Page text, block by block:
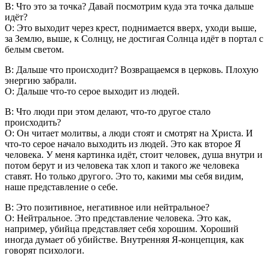
В: Что это за точка? Давай посмотрим куда эта точка дальше
идёт?
О: Это выходит через крест, поднимается вверх, уходи выше,
за Землю, выше, к Солнцу, не достигая Солнца идёт в портал с
белым светом.
В: Дальше что происходит? Возвращаемся в церковь. Плохую
энергию забрали.
О: Дальше что-то серое выходит из людей.
В: Что люди при этом делают, что-то другое стало
происходить?
О: Он читает молитвы, а люди стоят и смотрят на Христа. И
что-то серое начало выходить из людей. Это как второе Я
человека. У меня картинка идёт, стоит человек, душа внутри и
потом берут и из человека так хлоп и такого же человека
ставят. Но только другого. Это то, какими мы себя видим,
наше представление о себе.
В: Это позитивное, негативное или нейтральное?
О: Нейтральное. Это представление человека. Это как,
например, убийца представляет себя хорошим. Хороший
иногда думает об убийстве. Внутренняя Я-концепция, как
говорят психологи.